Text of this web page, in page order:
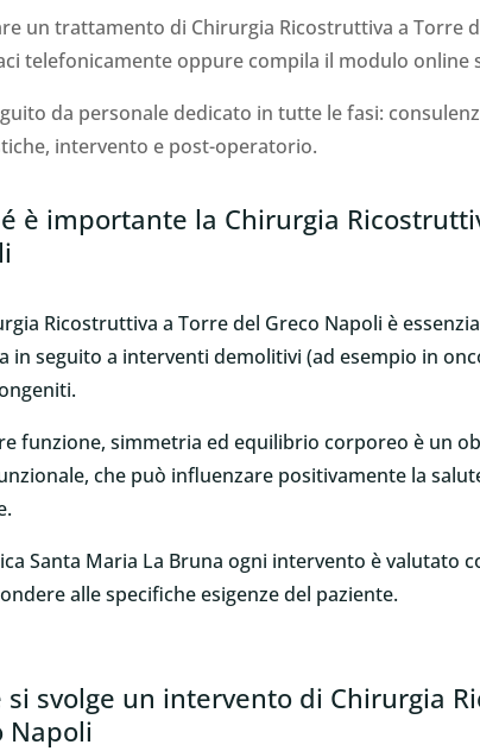
un trattamento di Chirurgia Ricostruttiva a Torre
telefonicamente oppure compila il modulo online
da personale dedicato in tutte le fasi:
intervento e post-operatorio.
è importante la Chirurgia
Ricostruttiva a Torre del Greco Napoli è
in seguito a interventi demolitivi (ad esempio in
funzione, simmetria ed equilibrio corporeo è un
che può influenzare positivamente la
Santa Maria La Bruna ogni intervento è valutato
alle specifiche esigenze del paziente.
si svolge un intervento di Chirurgia
Napoli